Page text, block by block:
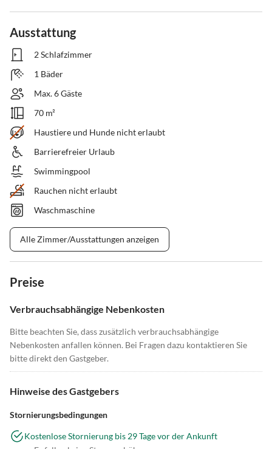
Ausstattung
2 Schlafzimmer
1 Bäder
Max. 6 Gäste
70 m²
Haustiere und Hunde nicht erlaubt
Barrierefreier Urlaub
Swimmingpool
Rauchen nicht erlaubt
Waschmaschine
Alle Zimmer/Ausstattungen anzeigen
Preise
Verbrauchsabhängige Nebenkosten
Bitte beachten Sie, dass zusätzlich verbrauchsabhängige
Nebenkosten anfallen können. Bei Fragen dazu kontaktieren Sie
bitte direkt den Gastgeber.
Hinweise des Gastgebers
Stornierungsbedingungen
Kostenlose Stornierung bis 29 Tage vor der Ankunft